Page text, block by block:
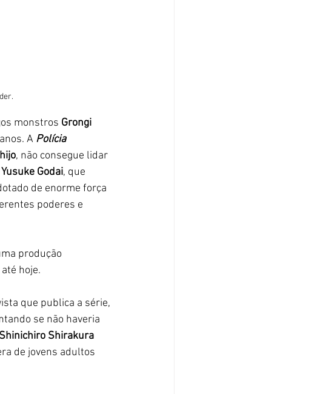
monstros Grongi
A Polícia
, não consegue lidar
Yusuke Godai, que
de enorme força
poderes e
produção
hoje.
que publica a série,
se não haveria
Shinichiro Shirakura
de jovens adultos